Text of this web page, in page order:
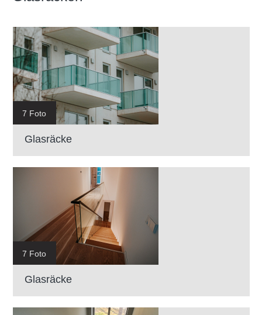
7 Foto
Glasräcke
7 Foto
Glasräcke